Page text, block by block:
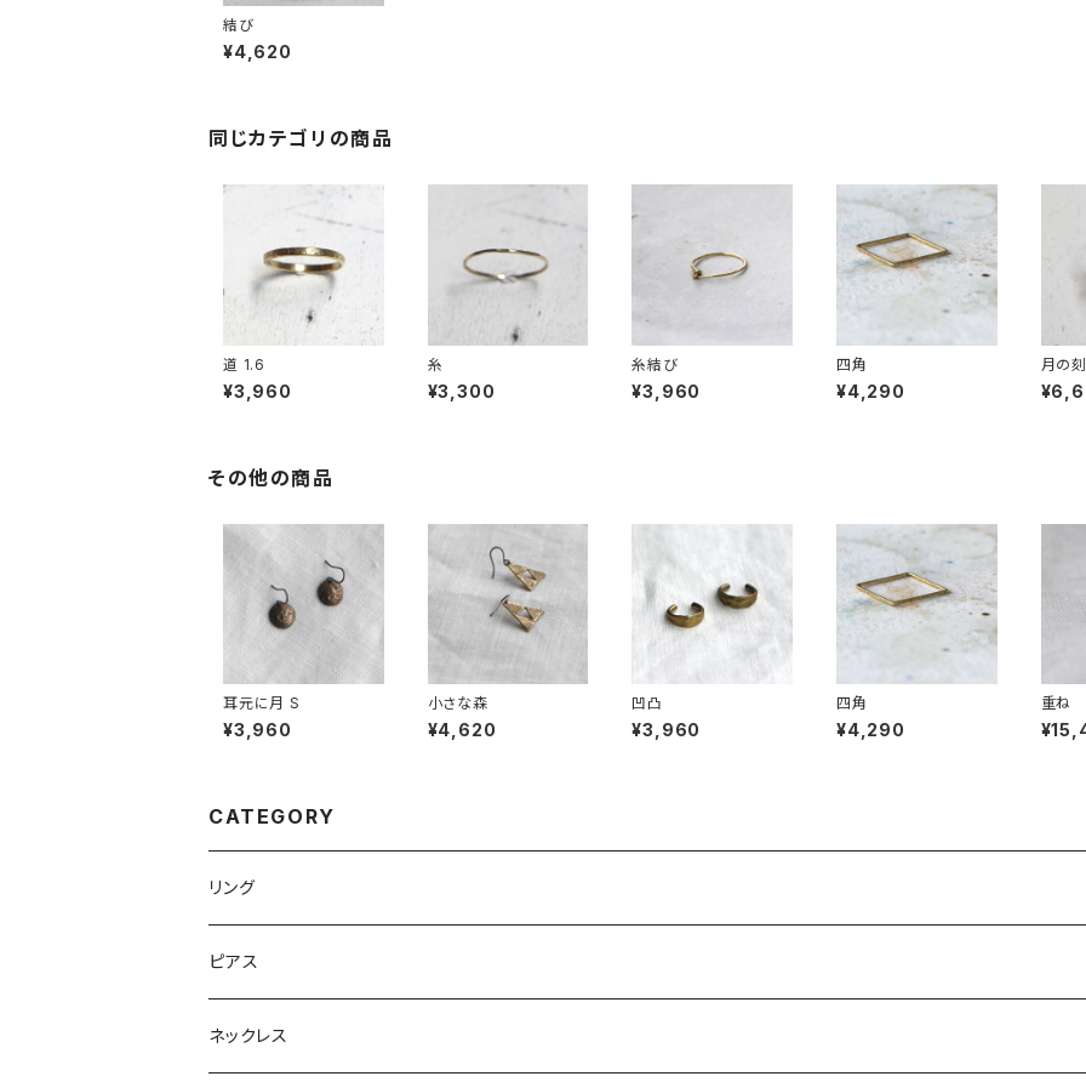
結び
¥4,620
同じカテゴリの商品
道 1.6
¥3,960
糸
¥3,300
糸結び
¥3,960
四角
¥4,290
月の
その他の商品
耳元に月 S
¥3,960
小さな森
¥4,620
凹凸
¥3,960
四角
¥4,290
重ね
CATEGORY
リング
ピアス
ネックレス